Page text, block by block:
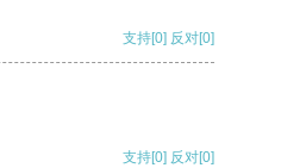
支持[0] 反对[0]
支持[0] 反对[0]